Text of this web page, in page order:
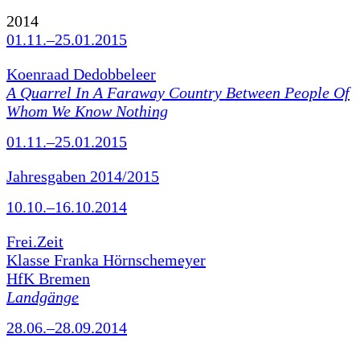
2014
01.11.–25.01.2015
Koenraad Dedobbeleer
A Quarrel In A Faraway Country Between People Of
Whom We Know Nothing
01.11.–25.01.2015
Jahresgaben 2014/2015
10.10.–16.10.2014
Frei.Zeit
Klasse Franka Hörnschemeyer
HfK Bremen
Landgänge
28.06.–28.09.2014